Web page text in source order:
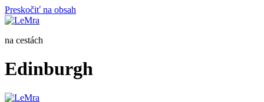
Preskočiť na obsah
na cestách
Edinburgh